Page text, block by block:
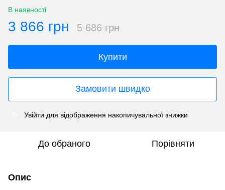
В наявності
3 866 грн 5 686 грн
Купити
Замовити швидко
Увійти для відображення накопичувальної знижки
До обраного Порівняти
Опис